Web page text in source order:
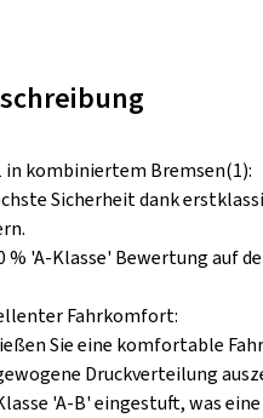
in kombiniertem Bremsen(1):
Sicherheit dank
% 'A-Klasse' Bewertung auf
Fahrkomfort:
Sie eine komfortable
Druckverteilung
'A-B' eingestuft, was